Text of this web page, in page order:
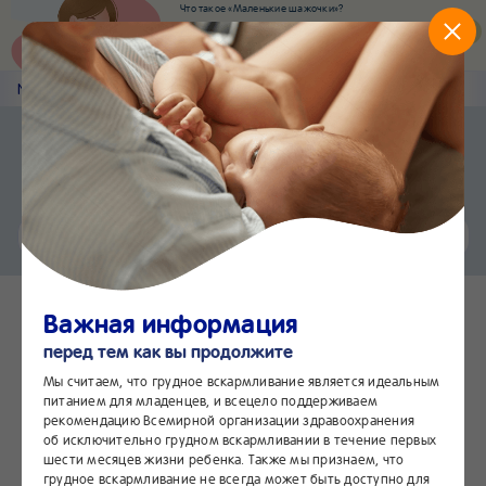
Что такое «Маленькие шажочки»?
Наш новый суперсервис для отслеживания
развития вашего малыша
Попробовать сейчас
Nestlé Baby &me Наши продукты
Приложение Nestlé Baby&me
Еще быстрее и удобнее
Установить
Чат24/7
Важная информация
перед тем как вы продолжите
Мы считаем, что грудное вскармливание является идеальным
питанием для младенцев, и всецело поддерживаем
рекомендацию Всемирной организации здравоохранения
об исключительно грудном вскармливании в течение первых
шести месяцев жизни ребенка. Также мы признаем, что
грудное вскармливание не всегда может быть доступно для